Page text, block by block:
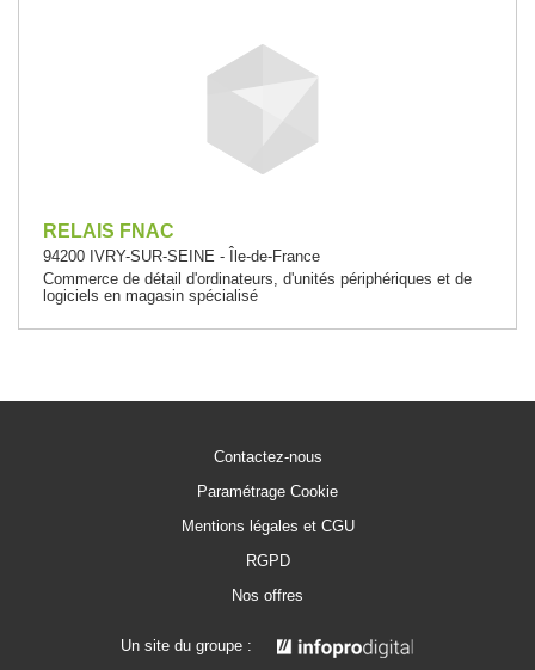
RELAIS FNAC
94200 IVRY-SUR-SEINE - Île-de-France
Commerce de détail d'ordinateurs, d'unités périphériques et de
logiciels en magasin spécialisé
Contactez-nous
Paramétrage Cookie
Mentions légales et CGU
RGPD
Nos offres
Un site du groupe :